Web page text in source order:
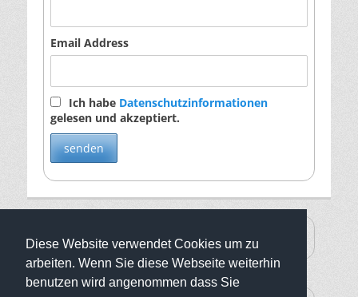
Diese Website verwendet Cookies um zu
arbeiten. Wenn Sie diese Webseite weiterhin
benutzen wird angenommen dass Sie
Email Address
Ich habe Datenschutzinformationen
gelesen und akzeptiert.
Mail